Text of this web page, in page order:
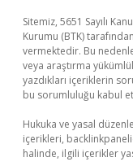
Sitemiz, 5651 Sayılı
Kurumu (BTK)
vermektedir. Bu
veya araştırma
yazdıkları içeriklerin
bu sorumluluğu kabul
Hukuka ve yasal
içerikleri,
halinde, ilgili içerikler